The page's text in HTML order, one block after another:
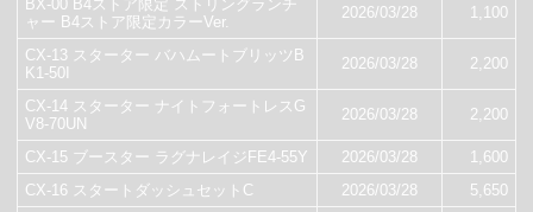
BX-00 B4ストア限定 ストリングランチ
ャー B4ストア限定カラーVer.
2026/03/28 1,100
CX-13 スターター バハムートブリッツB
K1-50I
2026/03/28 2,200
CX-14 スターター ナイトフォートレスG
V8-70UN
2026/03/28 2,200
CX-15 ブースター ラグナレイジFE4-55Y 2026/03/28
1,600
CX-16 スタートダッシュセットC
2026/03/28
5,650